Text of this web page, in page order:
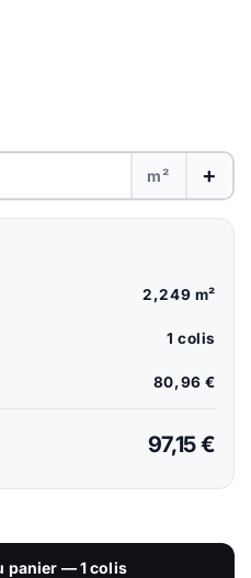
m² +
2,249 m²
1 colis
80,96 €
97,15 €
panier — 1 colis